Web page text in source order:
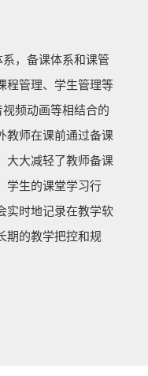
，备课体系和课管
程管理、学生管理等
频动画等相结合的
教师在课前通过备课
大大减轻了教师备课
学生的课堂学习行
实时地记录在教学软
期的教学把控和规